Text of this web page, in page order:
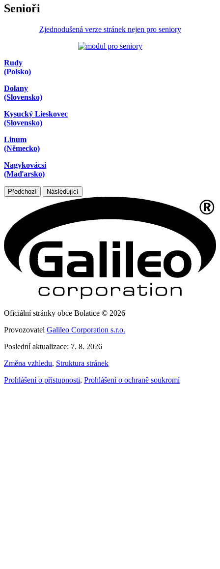
Senioři
Zjednodušená verze stránek nejen pro seniory
Rudy
(Polsko)
Dolany
(Slovensko)
Kysucký Lieskovec
(Slovensko)
Linum
(Německo)
Nagykovácsi
(Maďarsko)
Předchozí Následující
Oficiální stránky obce Bolatice © 2026
Provozovatel Galileo Corporation s.r.o.
Poslední aktualizace: 7. 8. 2026
Změna vzhledu, Struktura stránek
Prohlášení o přístupnosti, Prohlášení o ochraně soukromí